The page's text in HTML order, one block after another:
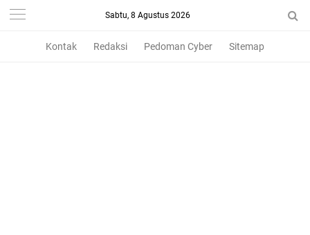
Sabtu, 8 Agustus 2026
Kontak Redaksi Pedoman Cyber Sitemap